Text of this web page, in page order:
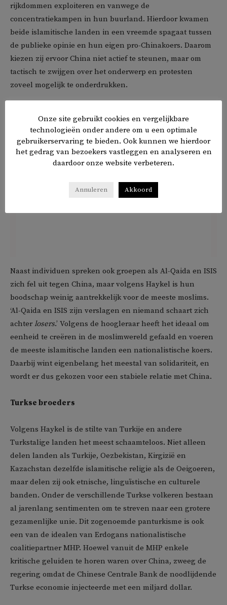
rijkdommen exploiteren en vanwege de
concentratiekampen in hun buurland. Hierdoor kwamen
beide islamitische landen in een vreemde spagaat tussen
de publieke opinie en hun eigen pro-Chinakoers. Daarom
kiezen zij ervoor China niet actief te steunen, maar om
tactisch te zwijgen over het onderwerp en protesten
zoveel mogelijk te onderdrukken.
Naast individuen spreken ook groepen als Al-Qaida en ISIS
zich fel uit tegen China, maar volgens Haykel is hun
boodschap weinig aantrekkelijk voor de meeste moslims.
‘Al-Qaida en ISIS zijn verslagen en niemand schaart zich
achter losers.’ Volgens de hoogleraar heeft het ideaal om
eenheid te creëren in de moslimwereld gefaald en voeren
de meeste islamitische landen een nationalistische koers.
Daarbij wint eigenbelang het meestal van solidariteit, en
wordt er dus gekozen voor een stabiele relatie met China.
Turkse broeders
Volgens Haykel is de stilte van Turkije en andere
Turkstalige landen het meest schaamteloos. Niet alleen
delen landen als Turkije, Oezbekistan, Kirgizië en
Kazachstan dezelfde islamitische religie als de Oeigoeren,
maar delen zij ook etnische, linguïstische en culturele
banden. Onder de verschillende Turkse volkeren bestaan
al jarenlang sentimenten om te streven naar een grotere
gezamenlijke unie. Dit zogenoemde panturkisme is ook
een van de idealen van Erdogans nationalistische
coalitiepartner MHP. Hoewel vanuit de MHP enkele
kritische geluiden te horen waren over China, zweeg de
regering omdat de Chinese Centrale Bank de noodlijdende
Turkse economie injecteerde met een miljard dollar.
Onze site gebruikt cookies en vergelijkbare
technologieën onder andere om u een optimale
gebruikerservaring te bieden. Ook kunnen we hierdoor
het gedrag van bezoekers vastleggen en analyseren en
daardoor onze website verbeteren.
Annuleren Akkoord